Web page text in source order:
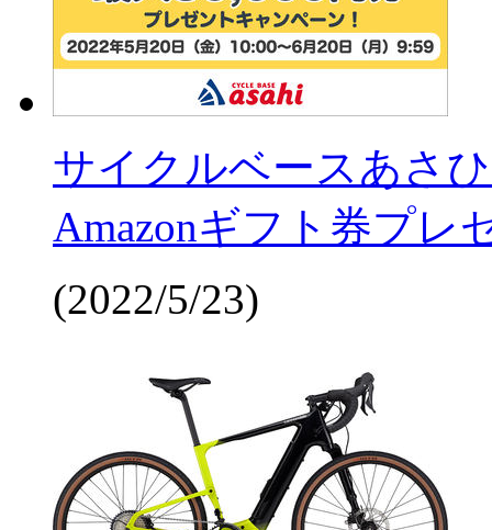
サイクルベースあさ
Amazonギフト券プレ
(2022/5/23)